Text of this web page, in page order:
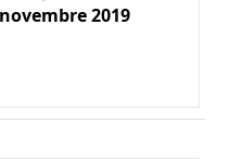
novembre 2019